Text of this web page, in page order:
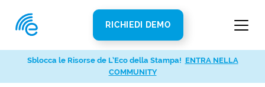
RICHIEDI DEMO
Sblocca le Risorse de L’Eco della Stampa! ENTRA NELLA
COMMUNITY